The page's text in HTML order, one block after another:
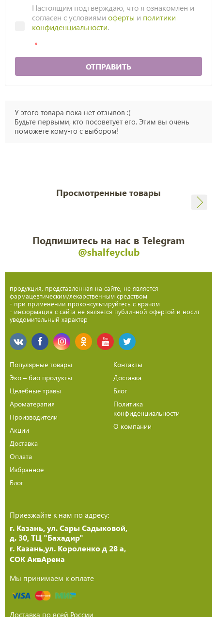
Настоящим подтверждаю, что я ознакомлен и
согласен с условиями оферты и политики
конфиденциальности.
ОТПРАВИТЬ
У этого товара пока нет отзывов :(
Будьте первыми, кто посоветует его. Этим вы очень
поможете кому-то с выбором!
Просмотренные товары
Подпишитесь на нас в Telegram
@shalfeyclub
продукция, представленная на сайте, не является
фармацевтическим/лекарственным средством
- при применении проконсультируйтесь с врачом
- информация с сайта не является публичной офертой и носит
уведомительный характер
Популярные товары
Эко – био продукты
Целебные травы
Ароматерапия
Производители
Акции
Доставка
Оплата
Избранное
Блог
Контакты
Доставка
Блог
Политика
конфиденциальности
О компании
Приезжайте к нам по адресу:
г. Казань, ул. Сары Садыковой,
д. 30, ТЦ "Бахадир"
г. Казань,ул. Короленко д 28 а,
СОК АквАрена
Мы принимаем к оплате
Доставка по всей России